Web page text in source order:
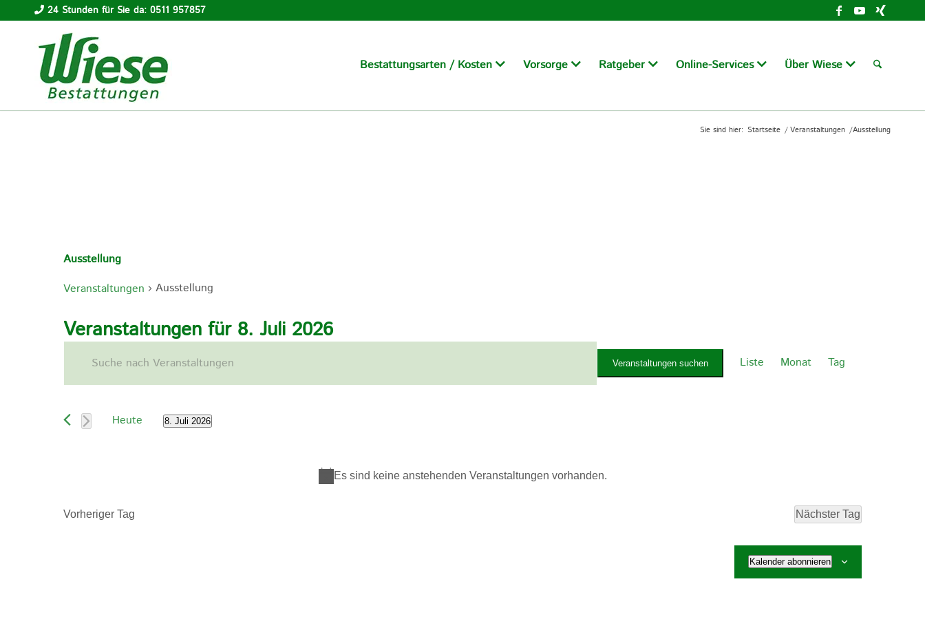
24 Stunden für Sie da: 0511 957857
Bestattungsarten / Kosten Vorsorge Ratgeber Online-Services Über Wiese
Sie sind hier: Startseite /Veranstaltungen /Ausstellung
Ausstellung
Veranstaltungen
Ausstellung
Veranstaltungen für 8. Juli 2026
Es sind keine anstehenden Veranstaltungen vorhanden.
Veranstaltungen
Such-
und
Ansichtennavigation
Schlüsselwort.
Suche
Veranstaltungen suchen Ansichten-
Liste Monat Tag
Heute 8. Juli 2026
Vorheriger Tag Nächster Tag
Kalender abonnieren